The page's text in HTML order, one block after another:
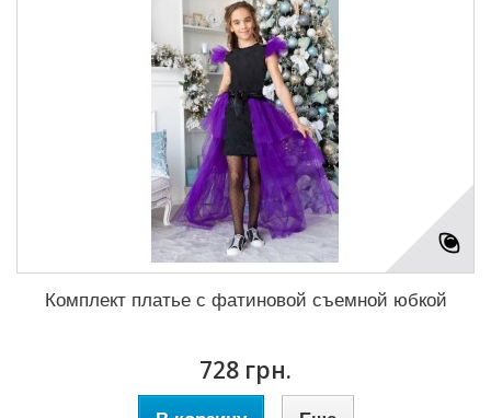
Комплект платье с фатиновой съемной юбкой
728 грн.